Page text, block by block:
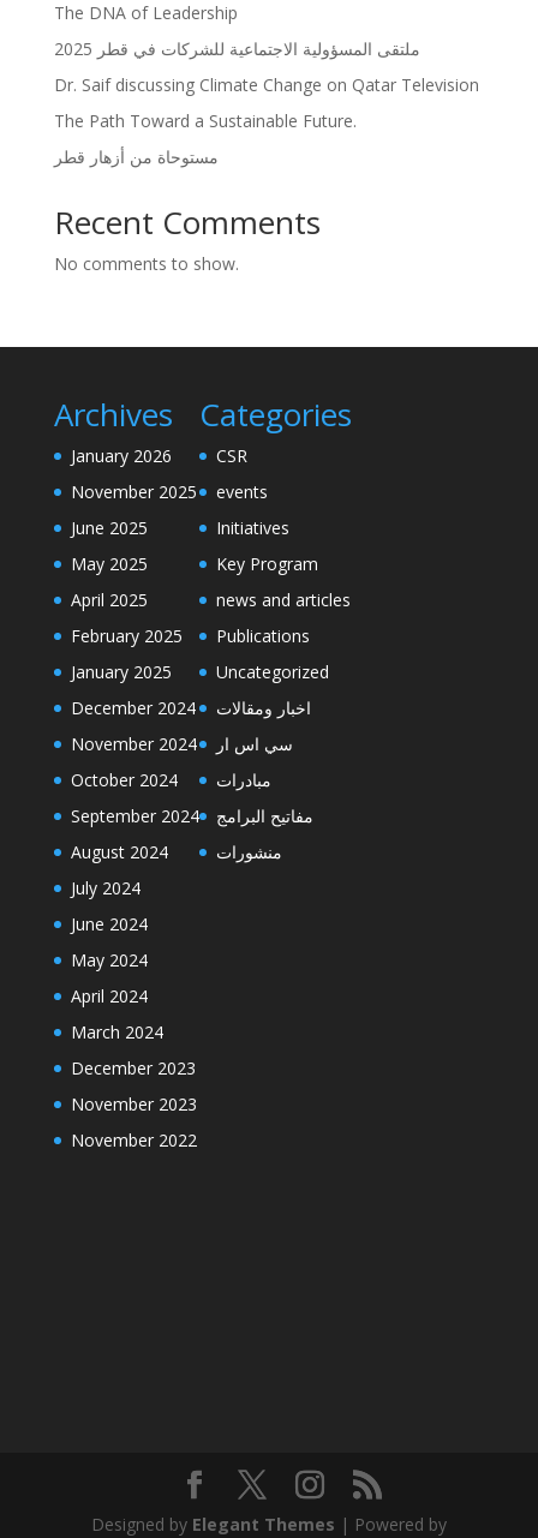
The DNA of Leadership
ملتقى المسؤولية الاجتماعية للشركات في قطر 2025
Dr. Saif discussing Climate Change on Qatar Television
The Path Toward a Sustainable Future.
مستوحاة من أزهار قطر
Recent Comments
No comments to show.
Archives
January 2026
November 2025
June 2025
May 2025
April 2025
February 2025
January 2025
December 2024
November 2024
October 2024
September 2024
August 2024
July 2024
June 2024
May 2024
April 2024
March 2024
December 2023
November 2023
November 2022
Categories
CSR
events
Initiatives
Key Program
news and articles
Publications
Uncategorized
اخبار ومقالات
سي اس ار
مبادرات
مفاتيح البرامج
منشورات
Designed by Elegant Themes | Powered by